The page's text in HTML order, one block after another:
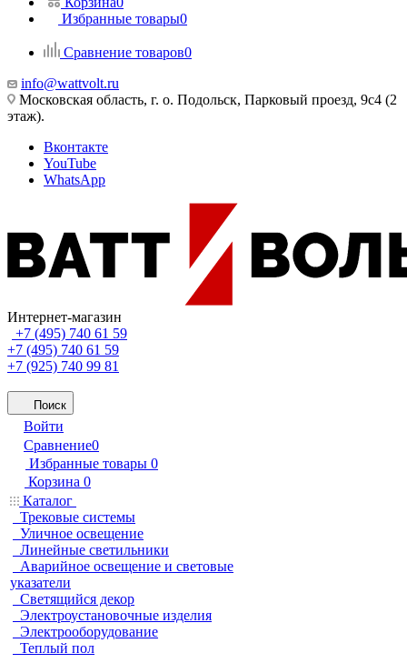
Избранные товары0
Сравнение товаров0
info@wattvolt.ru
Московская область, г. о. Подольск, Парковый проезд, 9с4 (2
этаж).
Вконтакте
YouTube
WhatsApp
Интернет-магазин
+7 (495) 740 61 59
+7 (495) 740 61 59
+7 (925) 740 99 81
Поиск
Войти
Сравнение0
Избранные товары 0
Корзина 0
Каталог
Трековые системы
Уличное освещение
Линейные светильники
Аварийное освещение и световые
указатели
Светящийся декор
Электроустановочные изделия
Электрооборудование
Теплый пол